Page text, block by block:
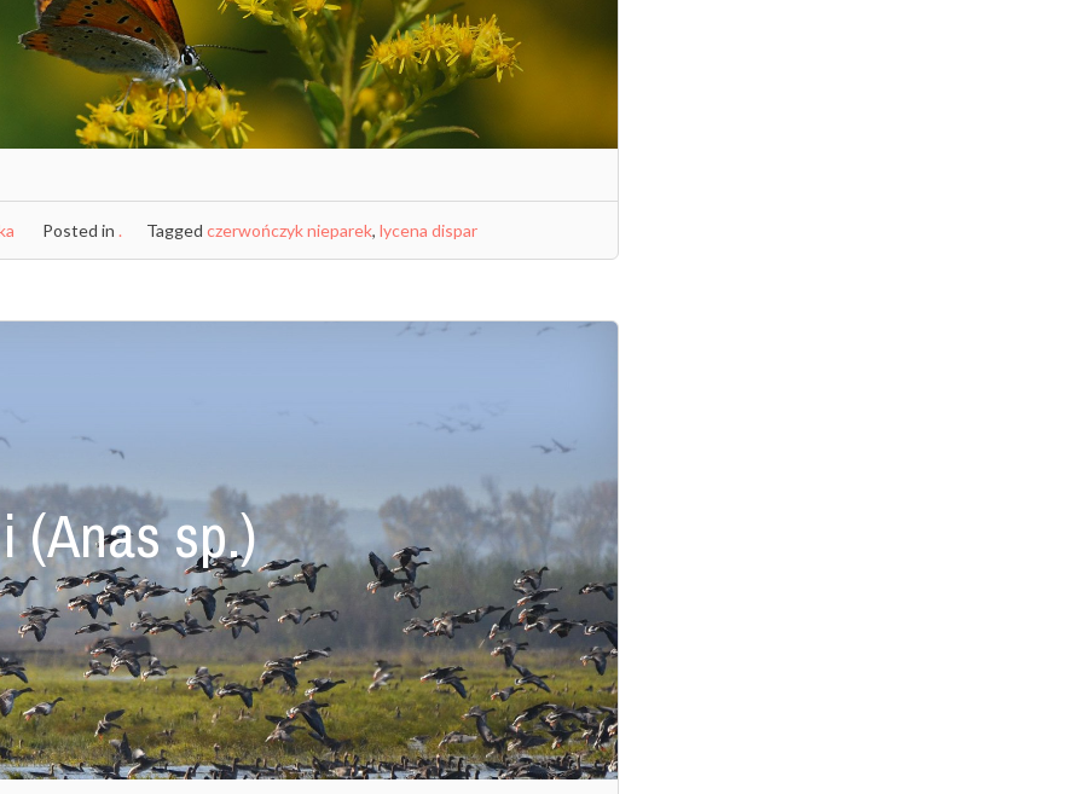
Posted in . Tagged czerwończyk nieparek, lycena dispar
(Anas sp.)